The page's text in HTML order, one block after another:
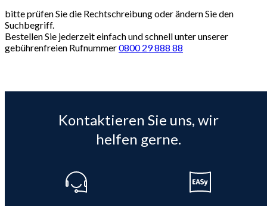
bitte prüfen Sie die Rechtschreibung oder ändern Sie den
Suchbegriff.
Bestellen Sie jederzeit einfach und schnell unter unserer
gebührenfreien Rufnummer0800 29 888 88
Kontaktieren Sie uns, wir
helfen gerne.